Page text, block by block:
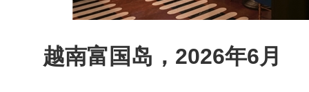
越南富国岛， 2026年6月